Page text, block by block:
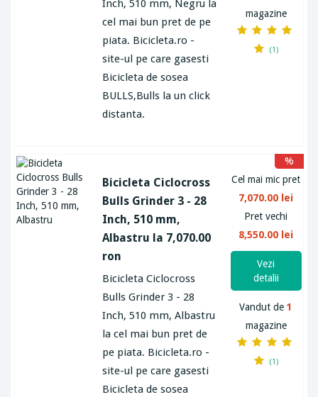
Inch, 510 mm, Negru la
cel mai bun pret de pe
piata. Bicicleta.ro -
site-ul pe care gasesti
Bicicleta de sosea
BULLS,Bulls la un click
distanta.
magazine
(1)
Bicicleta Ciclocross
Bulls Grinder 3 - 28
Inch, 510 mm,
Albastru la 7,070.00
ron
Bicicleta Ciclocross
Bulls Grinder 3 - 28
Inch, 510 mm, Albastru
la cel mai bun pret de
pe piata. Bicicleta.ro -
site-ul pe care gasesti
Bicicleta de sosea
Cel mai mic pret
7,070.00 lei
Pret vechi
8,550.00 lei
%
Vezi
detalii
Vandut de1
magazine
(1)